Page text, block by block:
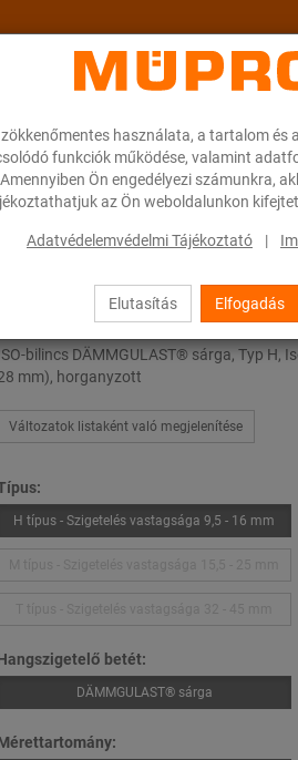
használata, a tartalom és
funkciók működése, valamint
Ön engedélyezi számunkra,
az Ön weboldalunkon
Adatvédelemvédelmi Tájékoztató |
Elutasítás Elfogadás
A MÜPRO-ról Karrier
Szigetelt-bilincsek
bilincs DÄMMGULAST® sárga, Typ H,
mm), horganyzott
Változatok listaként való megjelenítése
H típus - Szigetelés vastagsága 9,5 - 16 mm
betét:
DÄMMGULAST® sárga